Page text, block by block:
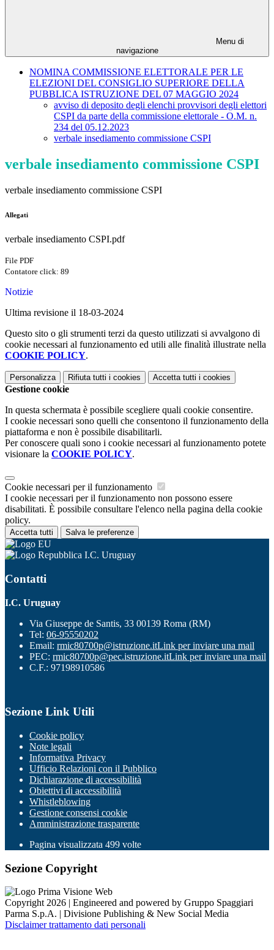
Menu di
navigazione
NOMINA COMMISSIONE ELETTORALE PER LE
ELEZIONI DEL CONSIGLIO SUPERIORE DELLA
PUBBLICA ISTRUZIONE DEL 07 MAGGIO 2024
avviso di deposito degli elenchi provvisori degli elettori
CSPI da parte della commissione elettorale - O.M. n.
234 del 05.12.2023
verbale insediamento commissione CSPI
verbale insediamento commissione CSPI
verbale insediamento commissione CSPI
Allegati
verbale insediamento CSPI.pdf
File PDF
Contatore click: 89
Notizie
Ultima revisione il 18-03-2024
Questo sito o gli strumenti terzi da questo utilizzati si avvalgono di
cookie necessari al funzionamento ed utili alle finalità illustrate nella
COOKIE POLICY.
Personalizza Rifiuta tutti i cookies Accetta tutti i cookies
Gestione cookie
In questa schermata è possibile scegliere quali cookie consentire.
I cookie necessari sono quelli che consentono il funzionamento della
piattaforma e non è possibile disabilitarli.
Per conoscere quali sono i cookie necessari al funzionamento potete
visionare la COOKIE POLICY.
Cookie necessari per il funzionamento
I cookie necessari per il funzionamento non possono essere
disabilitati. È possibile consultare l'elenco nella pagina della cookie
policy.
Accetta tutti Salva le preferenze
I.C. Uruguay
Contatti
I.C. Uruguay
Via Giuseppe de Santis, 33 00139 Roma (RM)
Tel: 06-95550202
Email: rmic80700p@istruzione.itLink per inviare una mail
PEC: rmic80700p@pec.istruzione.itLink per inviare una mail
C.F.: 97198910586
Sezione Link Utili
Cookie policy
Note legali
Informativa Privacy
Ufficio Relazioni con il Pubblico
Dichiarazione di accessibilità
Obiettivi di accessibilità
Whistleblowing
Gestione consensi cookie
Amministrazione trasparente
Pagina visualizzata 499 volte
Sezione Copyright
Copyright 2026 | Engineered and powered by Gruppo Spaggiari
Parma S.p.A. | Divisione Publishing & New Social Media
Disclaimer trattamento dati personali